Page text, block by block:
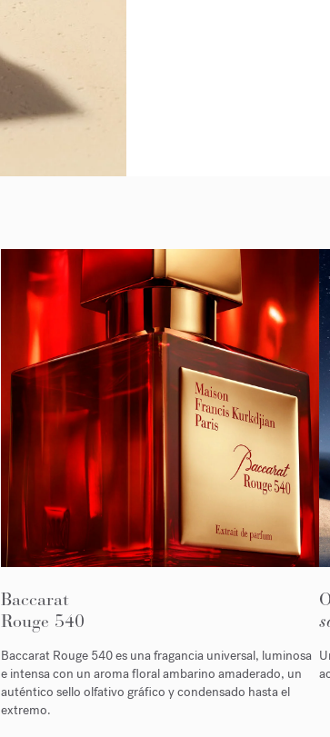
Baccarat
Rouge 540
Baccarat Rouge 540 es una fragancia universal, luminosa
e intensa con un aroma floral ambarino amaderado, un
auténtico sello olfativo gráfico y condensado hasta el
extremo.